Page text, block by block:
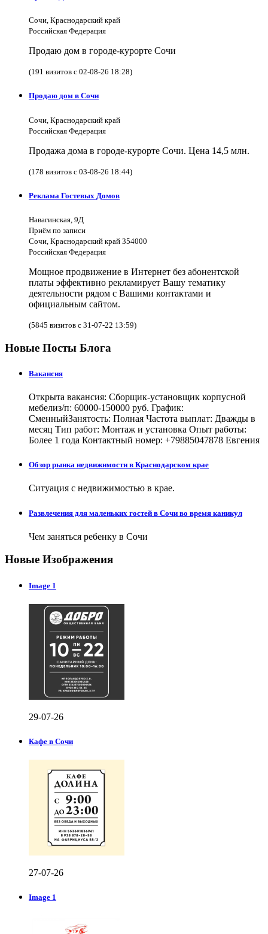
Сочи, Краснодарский край
Российская Федерация
Продаю дом в городе-курорте Сочи
(191 визитов с 02-08-26 18:28)
Продаю дом в Сочи
Сочи, Краснодарский край
Российская Федерация
Продажа дома в городе-курорте Сочи. Цена 14,5 млн.
(178 визитов с 03-08-26 18:44)
Реклама Гостевых Домов
Навагинская, 9Д
Приём по записи
Сочи, Краснодарский край 354000
Российская Федерация
Мощное продвижение в Интернет без абонентской
платы эффективно рекламирует Вашу тематику
деятельности рядом с Вашими контактами и
официальным сайтом.
(5845 визитов с 31-07-22 13:59)
Новые Посты Блога
Вакансия
Открыта вакансия: Сборщик-установщик корпусной
мебелиз/п: 60000-150000 руб. График:
СменныйЗанятость: Полная Частота выплат: Дважды в
месяц Тип работ: Монтаж и установка Опыт работы:
Более 1 года Контактный номер: +79885047878 Евгения
Обзор рынка недвижимости в Краснодарском крае
Ситуация с недвижимостью в крае.
Развлечения для маленьких гостей в Сочи во время каникул
Чем заняться ребенку в Сочи
Новые Изображения
Image 1
29-07-26
Кафе в Сочи
27-07-26
Image 1